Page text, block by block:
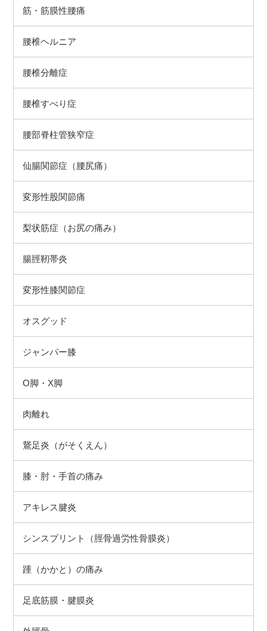
筋・筋膜性腰痛
腰椎ヘルニア
腰椎分離症
腰椎すべり症
腰部脊柱管狭窄症
仙腸関節症（腰尻痛）
変形性股関節痛
梨状筋症（お尻の痛み）
腸脛靭帯炎
変形性膝関節症
オスグッド
ジャンパー膝
O脚・X脚
肉離れ
鵞足炎（がそくえん）
膝・肘・手首の痛み
アキレス腱炎
シンスプリント（脛骨過労性骨膜炎）
踵（かかと）の痛み
足底筋膜・腱膜炎